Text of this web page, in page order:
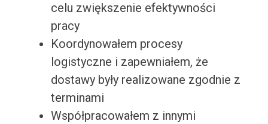
celu zwiększenie efektywności
pracy
Koordynowałem procesy
logistyczne i zapewniałem, że
dostawy były realizowane zgodnie z
terminami
Współpracowałem z innymi